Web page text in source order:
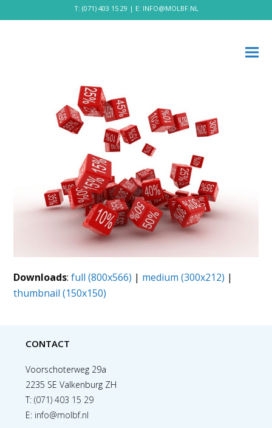
T: (071) 403 15 29 | E: INFO@MOLBF.NL
Downloads:full (800x566) | medium (300x212) |
thumbnail (150x150)
CONTACT
Voorschoterweg 29a
2235 SE Valkenburg ZH
T:(071) 403 15 29
E: info@molbf.nl